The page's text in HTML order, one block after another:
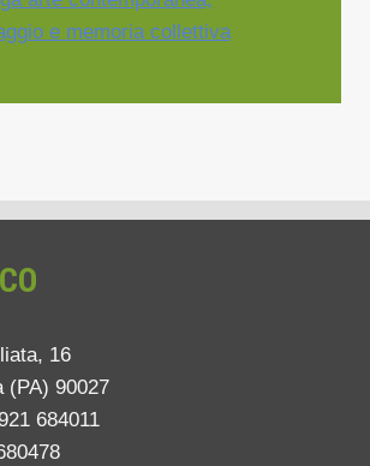
e memoria collettiva
16
(PA) 90027
684011